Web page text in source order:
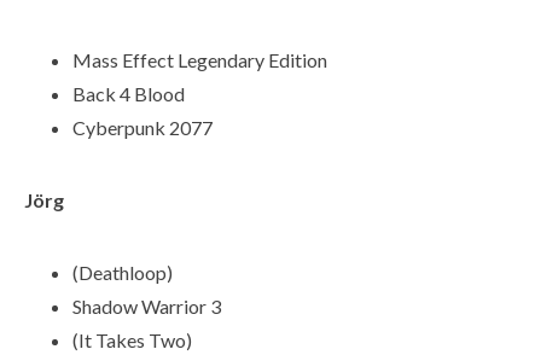
Mass Effect Legendary Edition
Back 4 Blood
Cyberpunk 2077
Jörg
(Deathloop)
Shadow Warrior 3
(It Takes Two)